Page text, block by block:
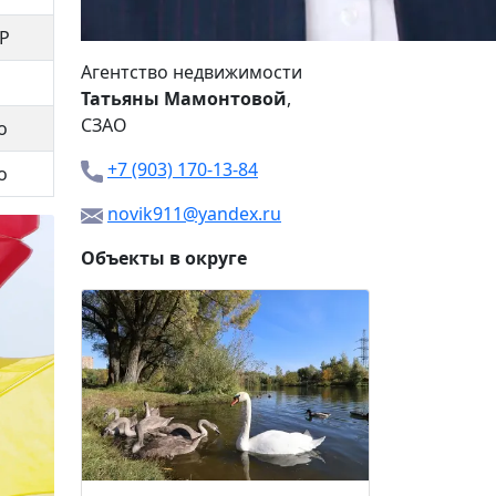
Агентство недвижимости
Татьяны Мамонтовой,
СЗАО
+7 (903) 170-13-84
novik911@yandex.ru
Объекты в округе